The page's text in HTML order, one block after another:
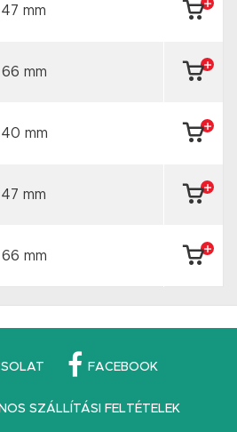
mm
mm
mm
mm
mm
FACEBOOK
SZÁLLÍTÁSI FELTÉTELEK